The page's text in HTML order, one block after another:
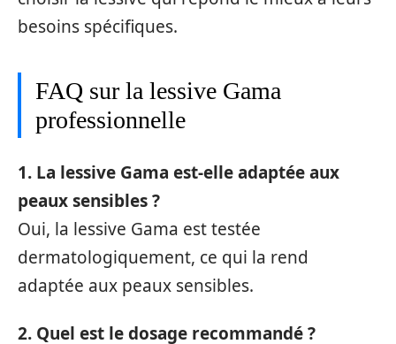
besoins spécifiques.
FAQ sur la lessive Gama
professionnelle
1. La lessive Gama est-elle adaptée aux
peaux sensibles ?
Oui, la lessive Gama est testée
dermatologiquement, ce qui la rend
adaptée aux peaux sensibles.
2. Quel est le dosage recommandé ?